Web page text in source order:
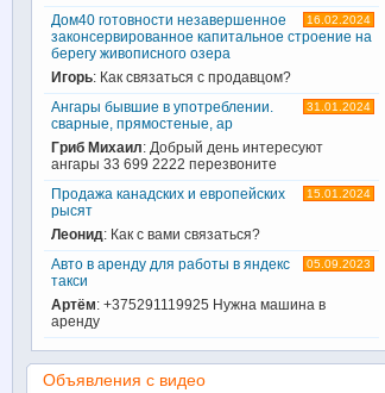
16.02.2024
Дом40 готовности незавершенное
законсервированное капитальное строение на
берегу живописного озера
Игорь: Как связаться с продавцом?
31.01.2024
Ангары бывшие в употреблении.
сварные, прямостеные, ар
Гриб Михаил: Добрый день интересуют
ангары 33 699 2222 перезвоните
15.01.2024
Продажа канадских и европейских
рысят
Леонид: Как с вами связаться?
05.09.2023
Авто в аренду для работы в яндекс
такси
Артём: +375291119925 Нужна машина в
аренду
Объявления с видео